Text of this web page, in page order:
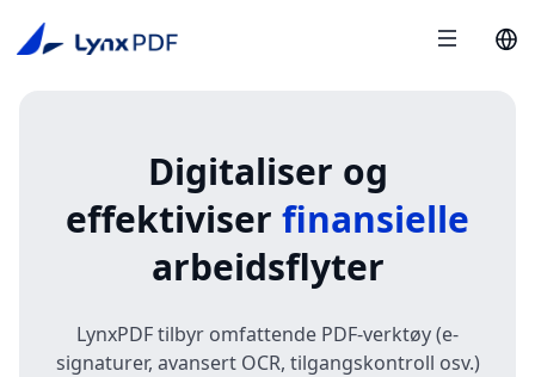
Digitaliser og
effektiviser finansielle
arbeidsflyter
LynxPDF tilbyr omfattende PDF-verktøy (e-
signaturer, avansert OCR, tilgangskontroll osv.)